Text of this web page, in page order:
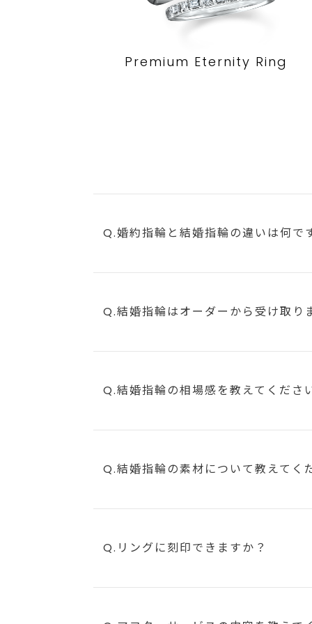
Premium Eternity Ring
Q.婚約指輪と結婚指輪の違いは何で
Q.結婚指輪はオーダーから受け取り
Q.結婚指輪の相場感を教えてくださ
Q.結婚指輪の素材について教えてく
Q.リングに刻印できますか？